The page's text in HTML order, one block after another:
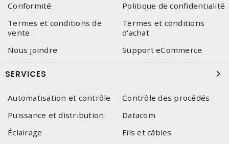
Conformité
Politique de confidentialité
Termes et conditions de
vente
Termes et conditions
d'achat
Nous joindre
Support eCommerce
SERVICES
Automatisation et contrôle
Contrôle des procédés
Puissance et distribution
Datacom
Éclairage
Fils et câbles